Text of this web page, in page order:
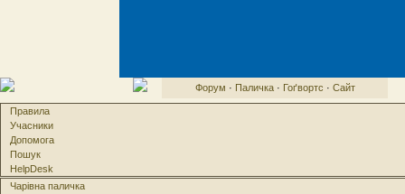
Форум · Паличка· Гоґвортс · Сайт
Правила
Учасники
Допомога
Пошук
HelpDesk
Чарівна паличка